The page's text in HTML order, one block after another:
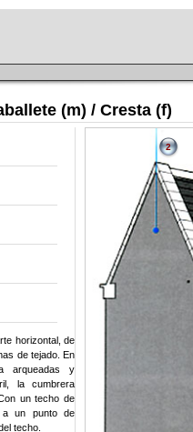
(m) / Cresta (f)
2
horizontal, de
de tejado. En
arqueadas y
la cumbrera
un techo de
a un punto de
techo.